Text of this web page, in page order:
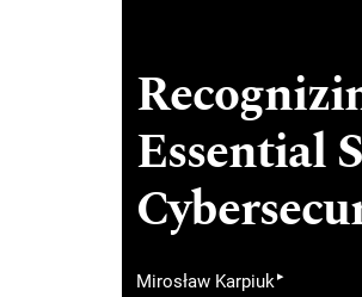
Essential
Mirosław Karpiuk▸